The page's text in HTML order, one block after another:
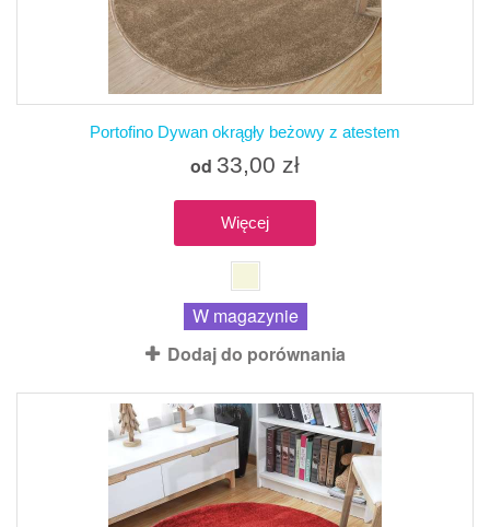
Portofino Dywan okrągły beżowy z atestem
od 33,00 zł
Więcej
W magazynie
Dodaj do porównania